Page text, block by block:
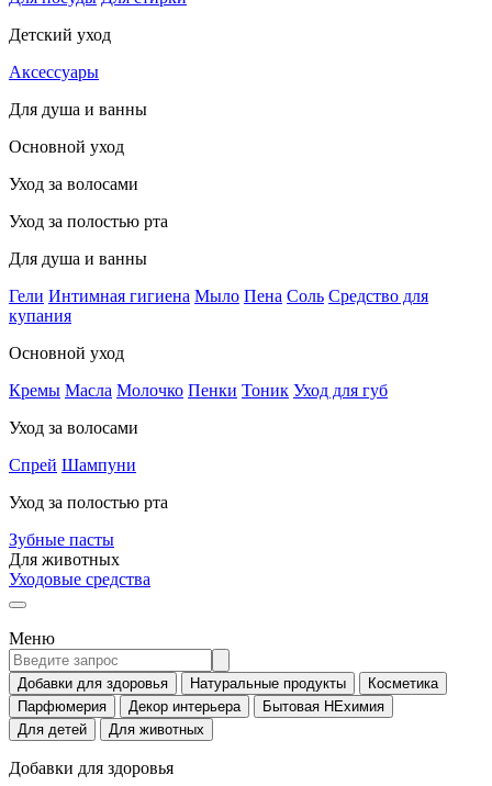
Детский уход
Аксессуары
Для душа и ванны
Основной уход
Уход за волосами
Уход за полостью рта
Для душа и ванны
Гели Интимная гигиена Мыло Пена Соль Средство для
купания
Основной уход
Кремы Масла Молочко Пенки Тоник Уход для губ
Уход за волосами
Спрей Шампуни
Уход за полостью рта
Зубные пасты
Для животных
Уходовые средства
Меню
Добавки для здоровья Натуральные продукты
Косметика
Парфюмерия
Декор интерьера
Бытовая НЕхимия
Для детей
Для животных
Добавки для здоровья